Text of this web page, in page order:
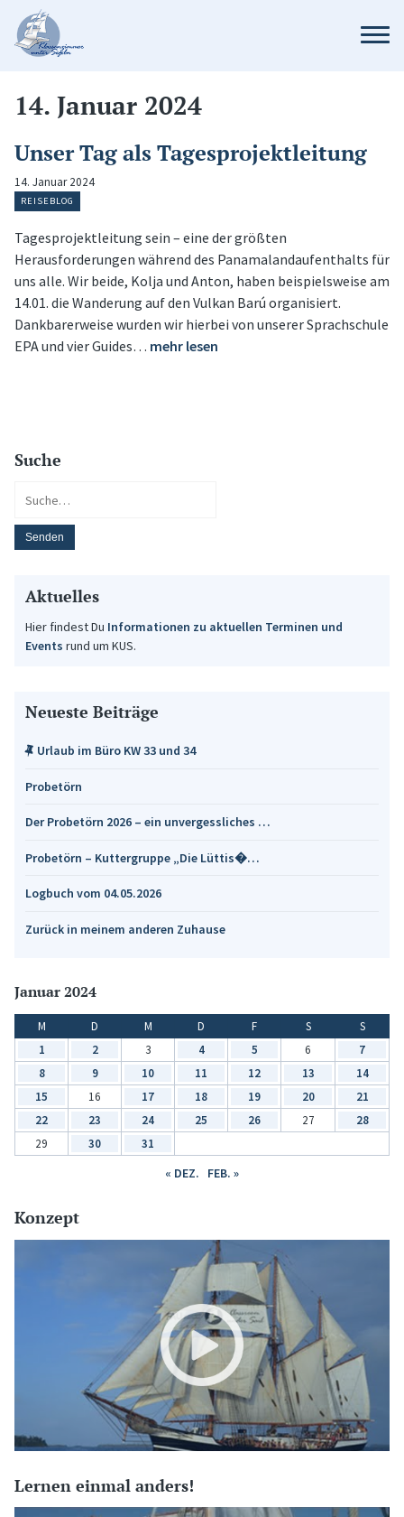
14. Januar 2024
Unser Tag als Tagesprojektleitung
14. Januar 2024
REISEBLOG
Tagesprojektleitung sein – eine der größten
Herausforderungen während des Panamalandaufenthalts für
uns alle. Wir beide, Kolja und Anton, haben beispielsweise am
14.01. die Wanderung auf den Vulkan Barú organisiert.
Dankbarerweise wurden wir hierbei von unserer Sprachschule
EPA und vier Guides… mehr lesen
Suche
Aktuelles
Hier findest Du Informationen zu aktuellen Terminen und
Events rund um KUS.
Neueste Beiträge
Urlaub im Büro KW 33 und 34
Probetörn
Der Probetörn 2026 – ein unvergessliches …
Probetörn – Kuttergruppe „Die Lüttis�…
Logbuch vom 04.05.2026
Zurück in meinem anderen Zuhause
Januar 2024
M D M D F S
S
1
2 3 4 5 6
7
8
9 10 11 12 13
14
15
16 17 18 19 20
21
22
23 24 25 26 27
28
29
30 31
« DEZ. FEB. »
Konzept
Lernen einmal anders!